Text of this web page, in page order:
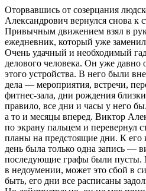
Оторвавшись от созерцания
Александрович вернулся снова к
Привычным движением взял в
ежедневник, который уже
Очень удачный и необходимый
делового человека. Он уже давно
этого устройства. В него были
дела — мероприятия, встречи,
фитнес-зала, дни рождения
правило, все дни и часы у него
а то и месяцы вперед. Виктор
по экрану пальцем и перевернул
планы на предстоящие дни. К
день была только одна запись —
последующие графы были пусты.
в недоумении, может это сбой в
быть, его дни все расписаны